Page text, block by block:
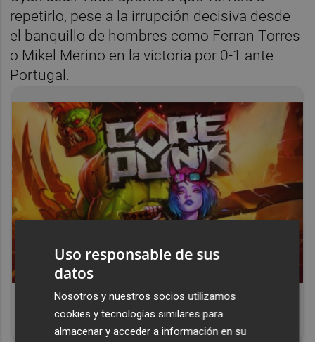
repetirlo, pese a la irrupción decisiva desde
el banquillo de hombres como Ferran Torres
o Mikel Merino en la victoria por 0-1 ante
Portugal.
Corepunk MMORPG
Un verdadero MMORPG de la vieja escuela
¡Cómo los de antes, pero mejor!
Uso responsable de sus
datos
Nosotros y nuestros socios utilizamos
cookies y tecnologías similares para
almacenar y acceder a información en su